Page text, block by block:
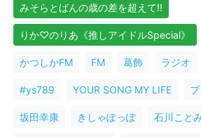
みそらとばんの歳の差を超えて!!
りか♡のりあ《推しアイドルSpecial》
かつしかFM FM 葛飾 ラジオ
#ys789 YOUR SONG MY LIFE
坂田幸康 きしゃぽっぽ 石川こと